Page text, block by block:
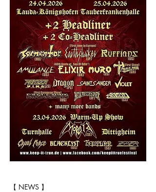
【 NEWS 】